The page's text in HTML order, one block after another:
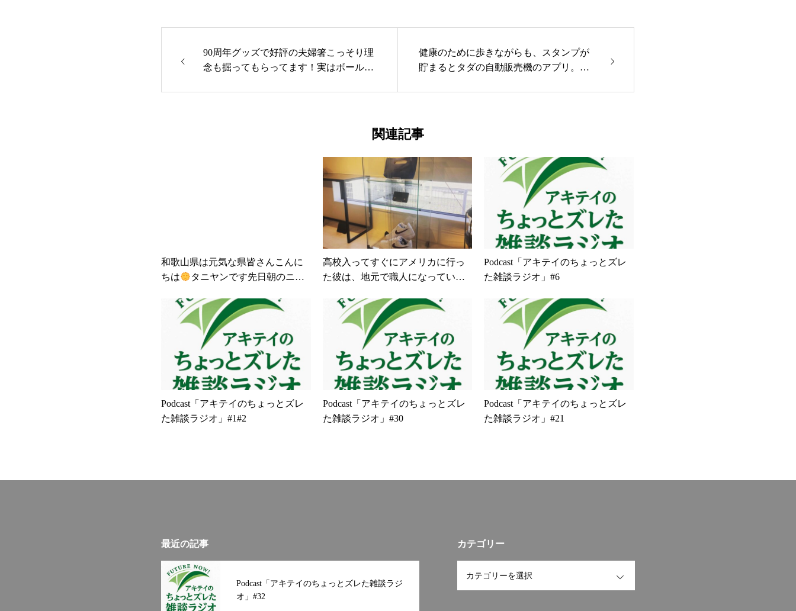
90周年グッズで好評の夫婦箸️こっそり理
念も掘ってもらってます！実はボールペ
田倉漆芸#世界の人々をつなげる#笑顔の
健康のために歩きながらも、スタンプが
貯まるとタダの自動販売機のアプリ。買
関連記事
和歌山県は元気な県皆さんこんに
ちは
タニヤンです先日朝のニュ
な県と取り上げられてました確か
にタニヤンは鹿児島出身ですが、
和歌山に転勤で引っ越してきて7年
ですが、料理も美味しいし、自然
豊かですし、気候もいいし、過ご
しやすいと思います#秋山逓送#秋
グリーン経営#健康経営#９０周年#
トラック#働きやすい企業#和歌山
高校入ってすぐにアメリカに行っ
た彼は、地元で職人になってい
り？ヒトづくり？最高です️#和歌山
#かばん#革#場所がわかりにくい店
#ラグジュアリー戦略#世界の人々
をつなげる#世界の和をひろげる
Podcast「アキテイのちょっとズレ
た雑談ラジオ」#6
Podcast「アキテイのちょっとズレ
た雑談ラジオ」#1#2
Podcast「アキテイのちょっとズレ
た雑談ラジオ」#30
Podcast「アキテイのちょっとズレ
た雑談ラジオ」#21
最近の記事
Podcast「アキテイのちょっとズレた雑談ラジ
オ」#32
カテゴリー